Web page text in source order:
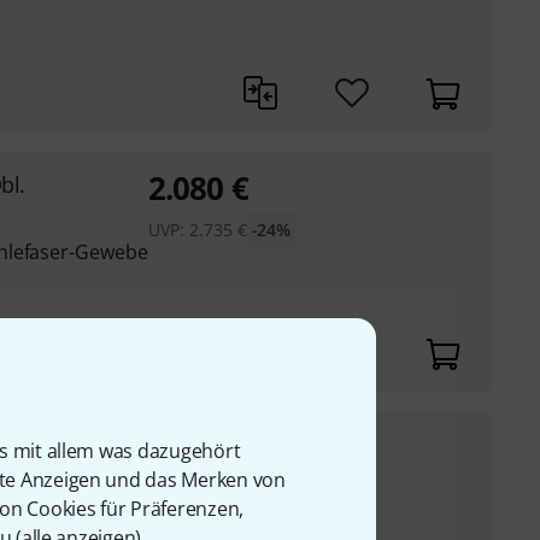
mit allem was dazugehört
Anzeigen und das Merken von
Cookies für Präferenzen,
Gewebe
2.080 €
UVP: 2.735 € -24%
529€
UVP:605 € -13%